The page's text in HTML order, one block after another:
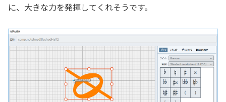
に、大きな力を発揮してくれそうです。